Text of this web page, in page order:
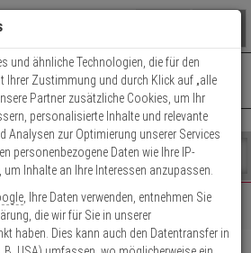
ARTIKEL IM WARENKORB
Ihr Warenkorb ist momentan leer.
()
Fertig
- Do.: 8:00 - 16:30 | Fr.: 8:00 - 14:00 Uhr
Kontaktservice nutzen
und ähnliche Technologien, die für den
Ihrer Zustimmung und durch Klick auf „alle
Partner zusätzliche Cookies, um Ihr
personalisierte Inhalte und relevante
Analysen zur Optimierung unserer Services
personenbezogene Daten wie Ihre IP-
Inhalte an Ihre Interessen anzupassen.
, Ihre Daten verwenden, entnehmen Sie
die wir für Sie in unserer
haben. Dies kann auch den Datentransfer in